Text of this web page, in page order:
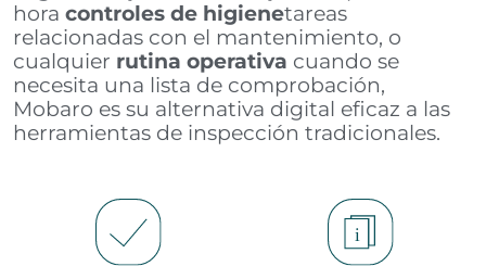
hora controles de higienetareas
relacionadas con el mantenimiento, o
cualquier rutina operativa cuando se
necesita una lista de comprobación,
Mobaro es su alternativa digital eficaz a las
herramientas de inspección tradicionales.